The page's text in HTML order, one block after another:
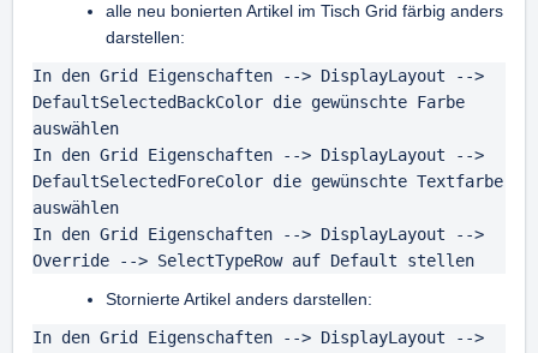
alle neu bonierten Artikel im Tisch Grid färbig anders
darstellen:
In den Grid Eigenschaften --> DisplayLayout -->
DefaultSelectedBackColor die gewünschte Farbe
auswählen
In den Grid Eigenschaften --> DisplayLayout -->
DefaultSelectedForeColor die gewünschte Textfarbe
auswählen
In den Grid Eigenschaften --> DisplayLayout -->
Override --> SelectTypeRow auf Default stellen
Stornierte Artikel anders darstellen:
In den Grid Eigenschaften --> DisplayLayout -->